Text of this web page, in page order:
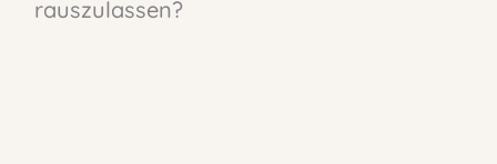
rauszulassen?